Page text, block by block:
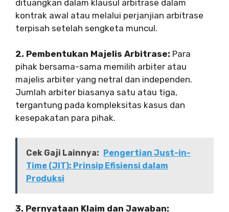
dituangkan dalam klausul arbitrase dalam
kontrak awal atau melalui perjanjian arbitrase
terpisah setelah sengketa muncul.
2. Pembentukan Majelis Arbitrase: Para
pihak bersama-sama memilih arbiter atau
majelis arbiter yang netral dan independen.
Jumlah arbiter biasanya satu atau tiga,
tergantung pada kompleksitas kasus dan
kesepakatan para pihak.
Cek Gaji Lainnya: Pengertian Just-in-
Time (JIT): Prinsip Efisiensi dalam
Produksi
3. Pernyataan Klaim dan Jawaban: